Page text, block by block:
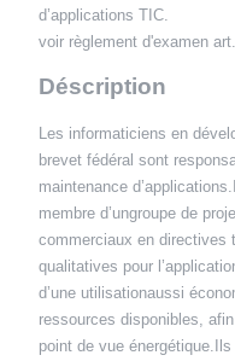
d’applications TIC.
voir règlement d'examen
Déscription
Les informaticiens en
brevet fédéral sont
maintenance
membre d’ungroupe de
commerciaux en directives
qualitatives pour
d’une utilisationaussi
ressources disponibles,
point de vue